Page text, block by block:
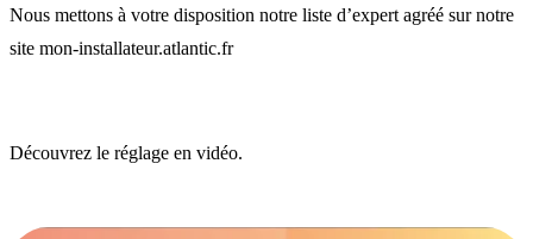
Nous mettons à votre disposition notre liste d’expert agréé sur notre
site mon-installateur.atlantic.fr
Découvrez le réglage en vidéo.